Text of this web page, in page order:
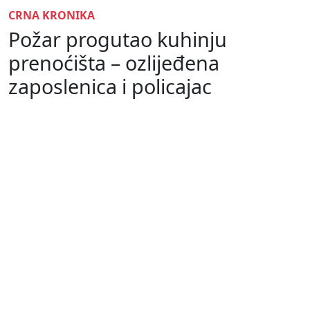
CRNA KRONIKA
Požar progutao kuhinju
prenoćišta – ozlijeđena
zaposlenica i policajac